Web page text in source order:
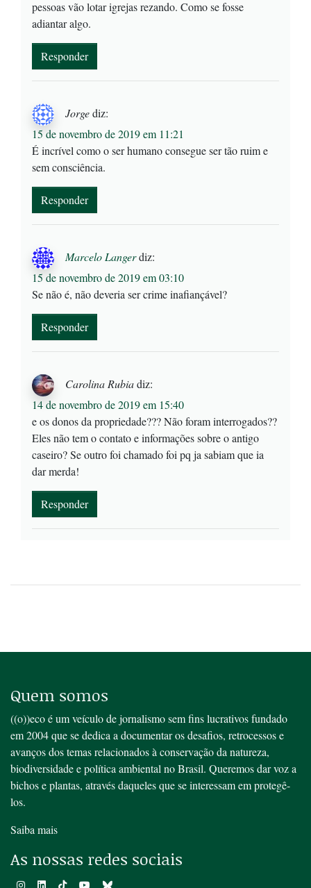
pessoas vão lotar igrejas rezando. Como se fosse
adiantar algo.
Responder
Jorgediz:
15 de novembro de 2019 em 11:21
É incrível como o ser humano consegue ser tão ruim e
sem consciência.
Responder
Marcelo Langerdiz:
15 de novembro de 2019 em 03:10
Se não é, não deveria ser crime inafiançável?
Responder
Carolina Rubiadiz:
14 de novembro de 2019 em 15:40
e os donos da propriedade??? Não foram interrogados??
Eles não tem o contato e informações sobre o antigo
caseiro? Se outro foi chamado foi pq ja sabiam que ia
dar merda!
Responder
Quem somos
((o))eco é um veículo de jornalismo sem fins lucrativos fundado
em 2004 que se dedica a documentar os desafios, retrocessos e
avanços dos temas relacionados à conservação da natureza,
biodiversidade e política ambiental no Brasil. Queremos dar voz a
bichos e plantas, através daqueles que se interessam em protegê-
los.
Saiba mais
As nossas redes sociais